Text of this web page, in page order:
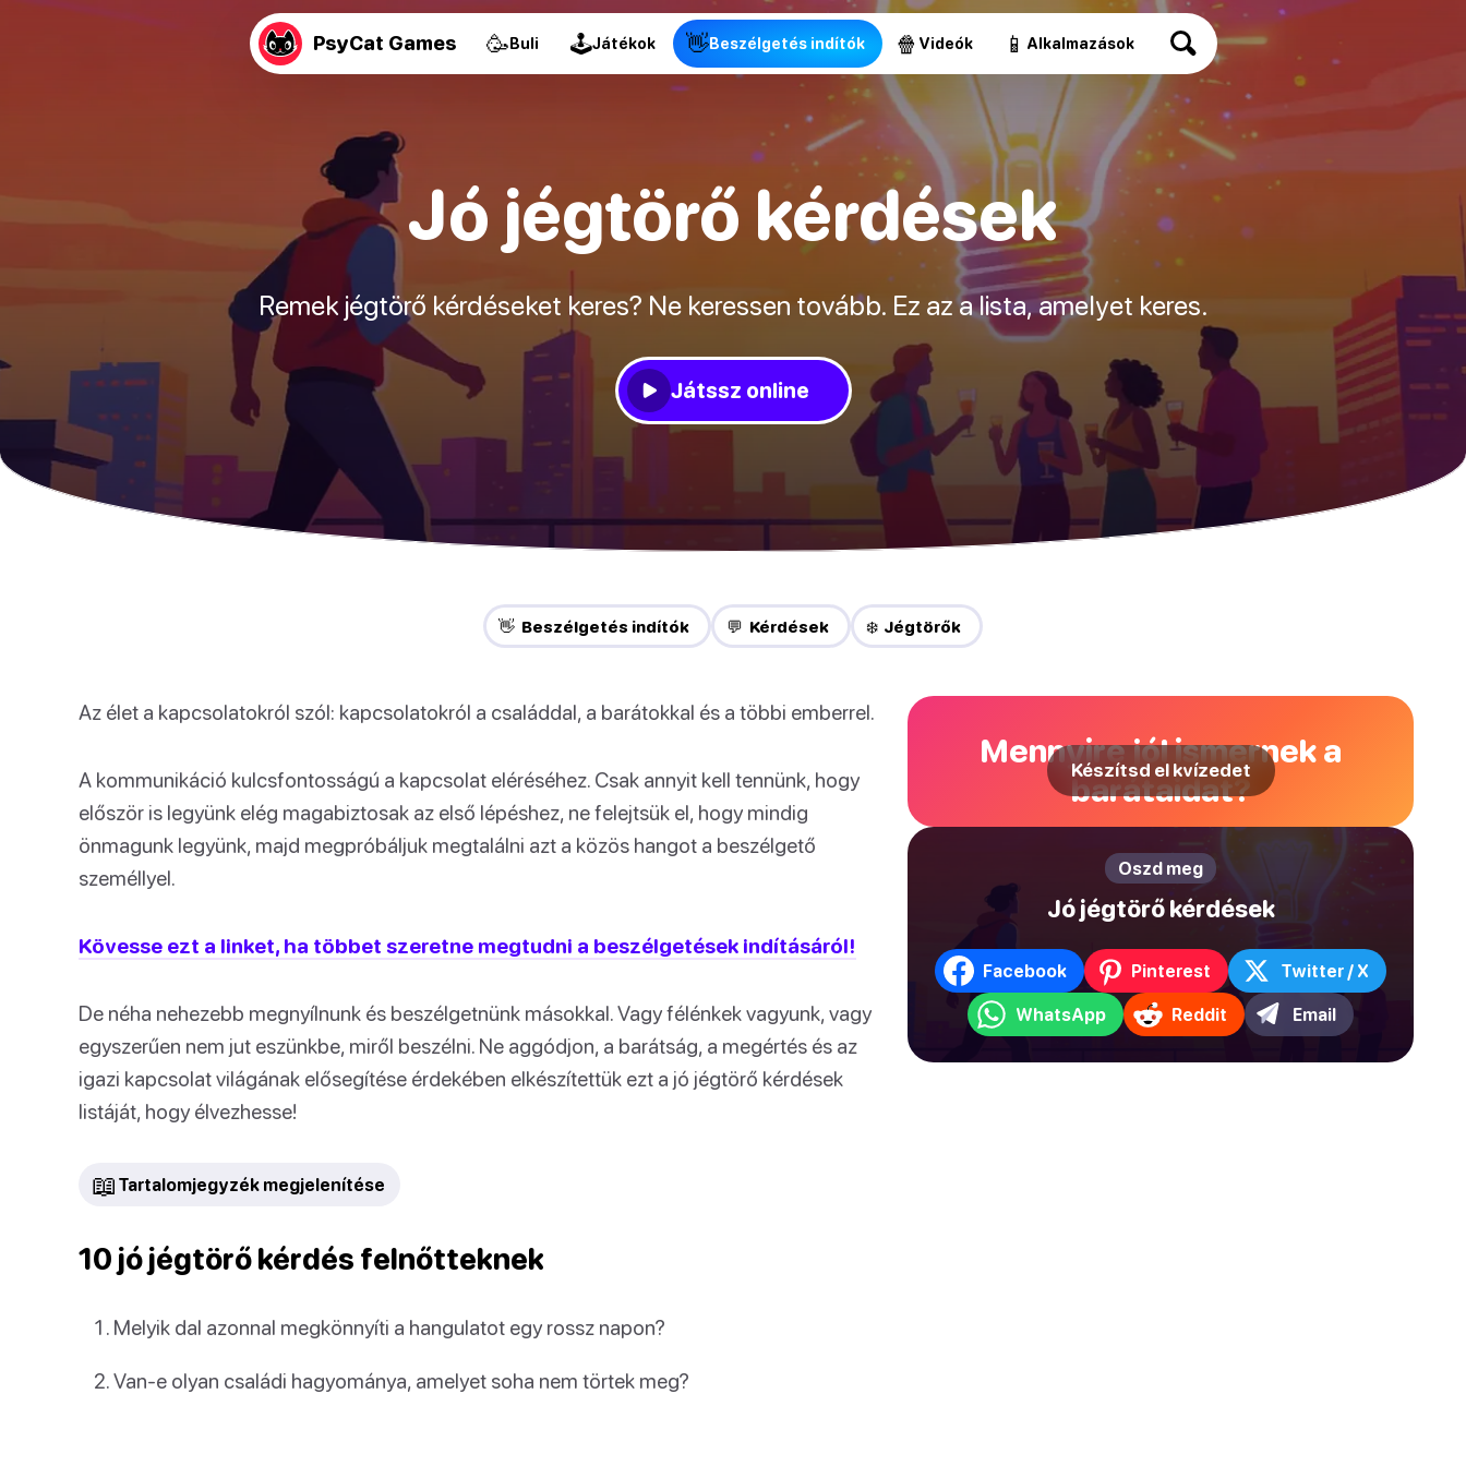
PsyCat Games 🥳Buli 🕹Játékok 👋Beszélgetés indítók 🍿 Videók 📱 Alkalmazások
Jó jégtörő kérdések
Remek jégtörő kérdéseket keres? Ne keressen tovább. Ez az a lista, amelyet keres.
Játssz online
👋 Beszélgetés indítók 💬 Kérdések ❄️ Jégtörők
Az élet a kapcsolatokról szól: kapcsolatokról a családdal, a barátokkal és a többi emberrel.
A kommunikáció kulcsfontosságú a kapcsolat eléréséhez. Csak annyit kell tennünk, hogy
először is legyünk elég magabiztosak az első lépéshez, ne felejtsük el, hogy mindig
önmagunk legyünk, majd megpróbáljuk megtalálni azt a közös hangot a beszélgető
személlyel.
Kövesse ezt a linket, ha többet szeretne megtudni a beszélgetések indításáról!
De néha nehezebb megnyílnunk és beszélgetnünk másokkal. Vagy félénkek vagyunk, vagy
egyszerűen nem jut eszünkbe, miről beszélni. Ne aggódjon, a barátság, a megértés és az
igazi kapcsolat világának elősegítése érdekében elkészítettük ezt a jó jégtörő kérdések
listáját, hogy élvezhesse!
📖 Tartalomjegyzék megjelenítése
10 jó jégtörő kérdés felnőtteknek
Melyik dal azonnal megkönnyíti a hangulatot egy rossz napon?
Van-e olyan családi hagyománya, amelyet soha nem törtek meg?
Mennyire jól ismernek a
barátaidat?
Készítsd el kvízedet
Oszd meg
Jó jégtörő kérdések
Facebook Pinterest Twitter / X
WhatsApp Reddit Email